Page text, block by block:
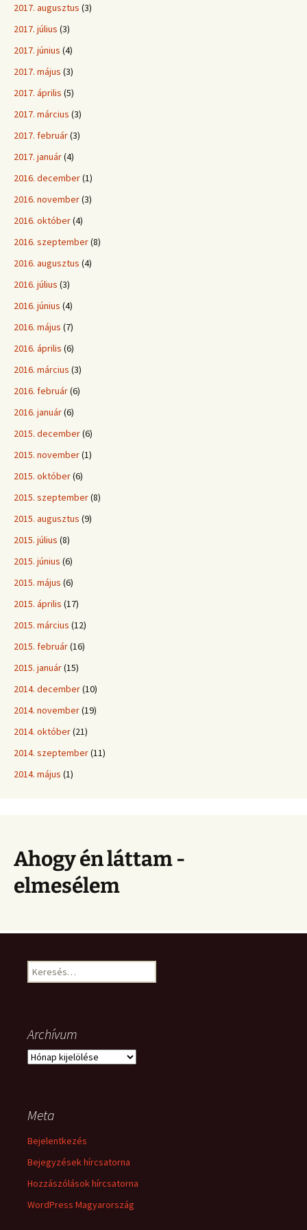
2017. augusztus (3)
2017. július (3)
2017. június (4)
2017. május (3)
2017. április (5)
2017. március (3)
2017. február(3)
2017. január(4)
2016. december(1)
2016. november(3)
2016. október(4)
2016. szeptember(8)
2016. augusztus (4)
2016. július (3)
2016. június (4)
2016. május (7)
2016. április (6)
2016. március (3)
2016. február(6)
2016. január(6)
2015. december(6)
2015. november(1)
2015. október(6)
2015. szeptember(8)
2015. augusztus (9)
2015. július (8)
2015. június (6)
2015. május (6)
2015. április (17)
2015. március (12)
2015. február(16)
2015. január(15)
2014. december(10)
2014. november(19)
2014. október(21)
2014. szeptember(11)
2014. május (1)
Ahogy én láttam -
elmesélem
Keresés:
Archívum
Archívum
Meta
Bejelentkezés
Bejegyzések hírcsatorna
Hozzászólások hírcsatorna
WordPress Magyarország